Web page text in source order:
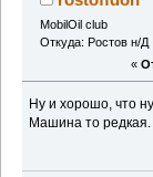
MobilOil club
Откуда: Ростов н/Д
«
Ну и хорошо, что
Машина то редкая.